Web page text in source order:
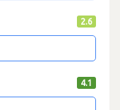
2.6
4.1